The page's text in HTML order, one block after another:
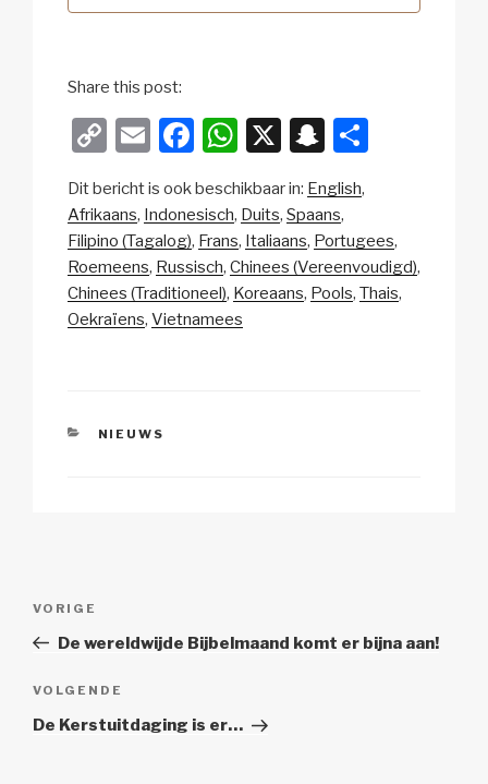
Share this post:
C
p
y
Li
n
E
ail
F
c
e
b
o
W
at
s
A
p
X
S
a
p
c
h
n
Dit bericht is ook beschikbaar in: English
Afrikaans Indonesisch Duits Spaans
Filipino (Tagalog) Frans Italiaans Portugees
Roemeens Russisch Chinees (Vereenvoudigd)
Chinees (Traditioneel) Koreaans Pools Thais
Oekraïens Vietnamees
CATEGORIEËN
NIEUWS
Vorig
bericht
VORIGE
De wereldwijde Bijbelmaand komt er bijna aan!
Volgend
Bericht
VOLGENDE
De Kerstuitdaging is er…